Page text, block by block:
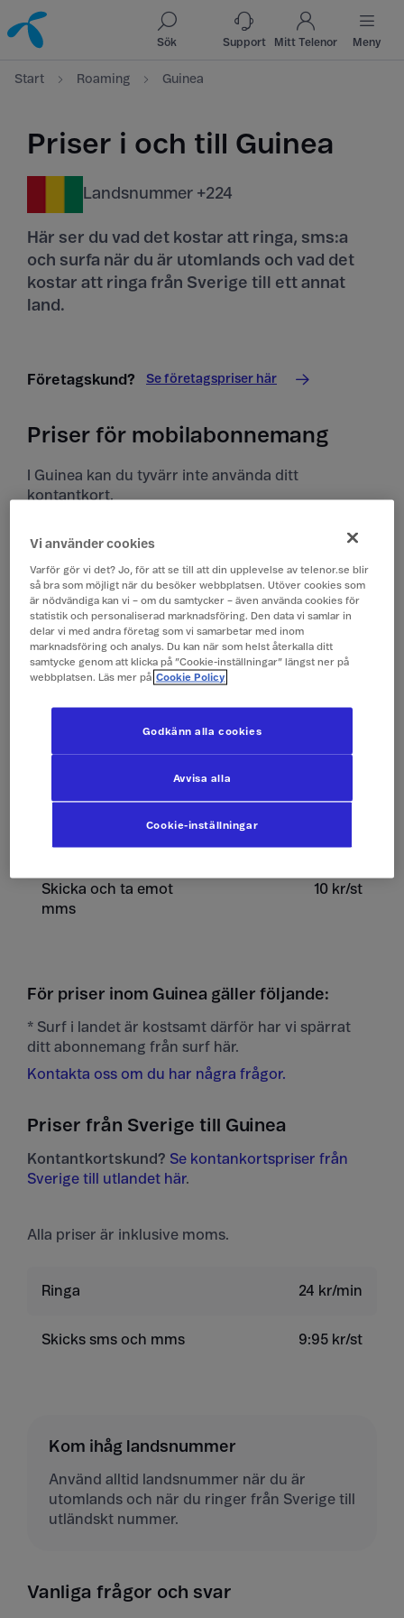
Till innehåll
Till sök
Sök Support Mitt Telenor Meny
Start Roaming Guinea
Priser i och till Guinea
Landsnummer +224
Här ser du vad det kostar att ringa, sms:a
och surfa när du är utomlands och vad det
kostar att ringa från Sverige till ett annat
land.
Företagskund? Se företagspriser här
Priser för mobilabonnemang
I Guinea kan du tyvärr inte använda ditt
kontantkort.
Priser i Guinea
Alla priser är inklusive moms.
Surfa
Ringa och ta emot
Skicka och ta emot
mms
10 kr/st
För priser inom Guinea gäller följande:
* Surf i landet är kostsamt därför har vi spärrat
ditt abonnemang från surf här.
Kontakta oss om du har några frågor.
Priser från Sverige till Guinea
Kontantkortskund? Se kontankortspriser från
Sverige till utlandet här.
Alla priser är inklusive moms.
Ringa 24 kr/min
Skicks sms och mms 9:95 kr/st
Kom ihåg landsnummer
Använd alltid landsnummer när du är
utomlands och när du ringer från Sverige till
utländskt nummer.
Vanliga frågor och svar
Vi använder cookies
Varför gör vi det? Jo, för att se till att din upplevelse av telenor.se blir
så bra som möjligt när du besöker webbplatsen. Utöver cookies som
är nödvändiga kan vi – om du samtycker – även använda cookies för
statistik och personaliserad marknadsföring. Den data vi samlar in
delar vi med andra företag som vi samarbetar med inom
marknadsföring och analys. Du kan när som helst återkalla ditt
samtycke genom att klicka på ”Cookie-inställningar” längst ner på
webbplatsen. Läs mer på Cookie Policy
Cookie-inställningar
Avvisa alla
Godkänn alla cookies